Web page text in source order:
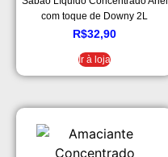
com toque de Downy 2L
R$32,90
Ir à loja